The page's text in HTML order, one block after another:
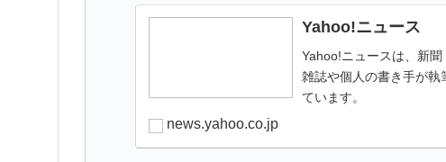
Yahoo!ニュース
Yahoo!ニュースは、新聞
雑誌や個人の書き手が執
ています。
news.yahoo.co.jp